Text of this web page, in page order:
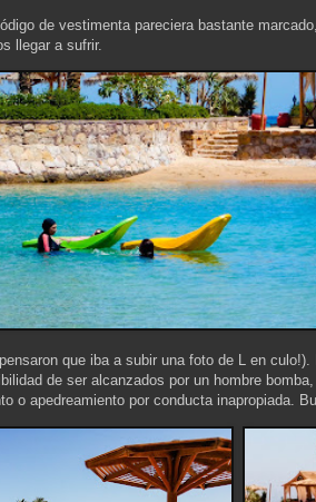
de vestimenta pareciera bastante
llegar a sufrir.
que iba a subir una foto de L en
de ser alcanzados por un hombre
o apedreamiento por conducta inapropiada.